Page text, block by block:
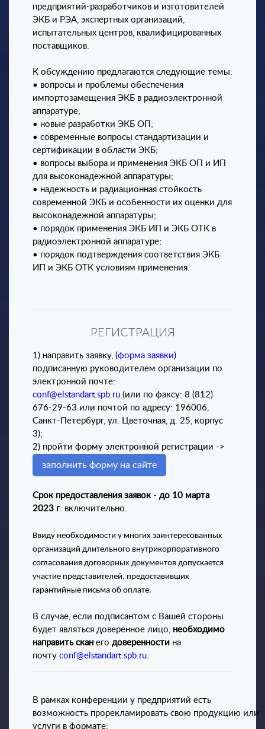
предприятий-разработчиков и изготовителей
ЭКБ и РЭА, экспертных организаций,
испытательных центров, квалифицированных
поставщиков.
К обсуждению предлагаются следующие темы:
• вопросы и проблемы обеспечения
импортозамещения ЭКБ в радиоэлектронной
аппаратуре;
• новые разработки ЭКБ ОП;
• современные вопросы стандартизации и
сертификации в области ЭКБ;
• вопросы выбора и применения ЭКБ ОП и ИП
для высоконадежной аппаратуры;
• надежность и радиационная стойкость
современной ЭКБ и особенности их оценки для
высоконадежной аппаратуры;
• порядок применения ЭКБ ИП и ЭКБ ОТК в
радиоэлектронной аппаратуре;
• порядок подтверждения соответствия ЭКБ
ИП и ЭКБ ОТК условиям применения.
РЕГИСТРАЦИЯ
1) направить заявку, (форма заявки)
подписанную руководителем организации по
электронной почте:
conf@elstandart.spb.ru (или по факсу: 8 (812)
676-29-63 или почтой по адресу: 196006,
Санкт-Петербург, ул. Цветочная, д. 25, корпус
3);
2) пройти форму электронной регистрации ->
заполнить форму на сайте
Срок предоставления заявок- до 10 марта
2023 г. включительно.
Ввиду необходимости у многих заинтересованных
организаций длительного внутрикорпоративного
согласования договорных документов допускается
участие представителей, предоставивших
гарантийные письма об оплате.
В случае, если подписантом с Вашей стороны
будет являться доверенное лицо, необходимо
направить скан его доверенности на
почту conf@elstandart.spb.ru.
В рамках конференции у предприятий есть
возможность прорекламировать свою продукцию или
услуги в формате: